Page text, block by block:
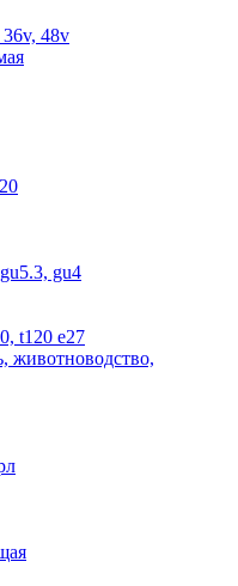
48v
gu4
t120 е27
животноводство,